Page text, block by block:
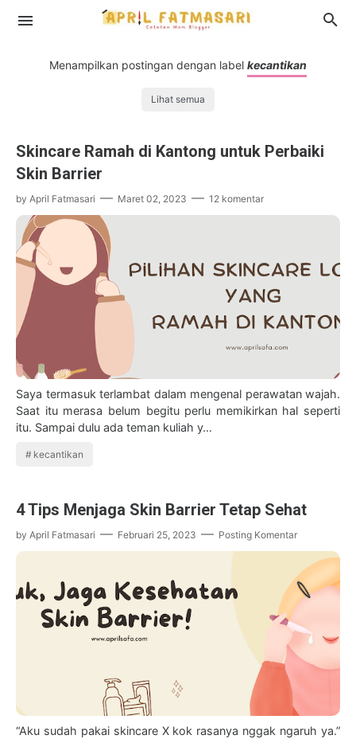
Disclosure
Menampilkan postingan dengan label kecantikan
Lihat semua
Skincare Ramah di Kantong untuk Perbaiki
Skin Barrier
by April Fatmasari Maret 02, 2023 12 komentar
Saya termasuk terlambat dalam mengenal perawatan wajah.
Saat itu merasa belum begitu perlu memikirkan hal seperti
itu. Sampai dulu ada teman kuliah y…
kecantikan
4 Tips Menjaga Skin Barrier Tetap Sehat
by April Fatmasari Februari 25, 2023 Posting Komentar
“Aku sudah pakai skincare X kok rasanya nggak ngaruh ya.”